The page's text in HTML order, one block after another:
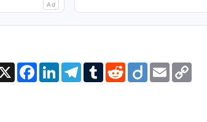
Ad
X Facebook
LinkedInTelegram
TumblrRedditDiigo Email